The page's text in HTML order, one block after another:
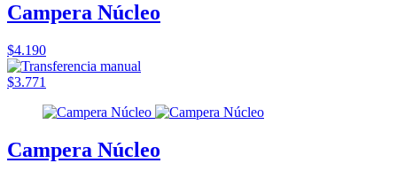
Campera Núcleo
$4.190
$3.771
Campera Núcleo